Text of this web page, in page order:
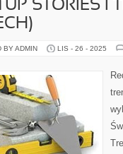
STORIES I
BY ADMIN LIS - 26 - 2025